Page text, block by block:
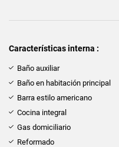
Características interna :
Baño auxiliar
Baño en habitación principal
Barra estilo americano
Cocina integral
Gas domiciliario
Reformado